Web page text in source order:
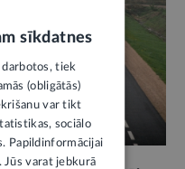
sīkdatnes
tiek
(obligātās)
var tikt
sociālo
Papildinformācijai
varat jebkurā